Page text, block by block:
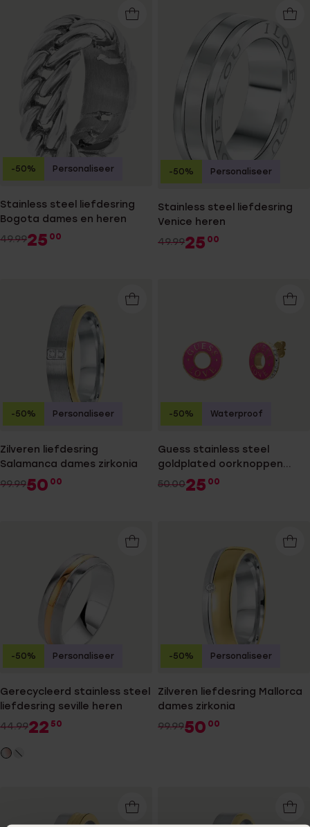
Stainless steel liefdesring
Bogota dames en heren
49.9925 00
-50% Personaliseer
Stainless steel liefdesring
Venice heren
49.9925 00
-50% Personaliseer
Zilveren liefdesring
Salamanca dames zirkonia
99.9950 00
-50% Personaliseer
Guess stainless steel
goldplated oorknoppen
LOVE GUESS
50.0025 00
-50% Waterproof
Gerecycleerd stainless steel
liefdesring seville heren
44.9922 50
-50% Personaliseer
Zilveren liefdesring Mallorca
dames zirkonia
99.9950 00
-50% Personaliseer